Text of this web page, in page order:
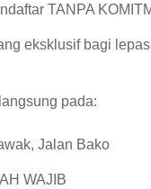
TANPA
eksklusif bagi
pada:
Jalan Bako
WAJIB